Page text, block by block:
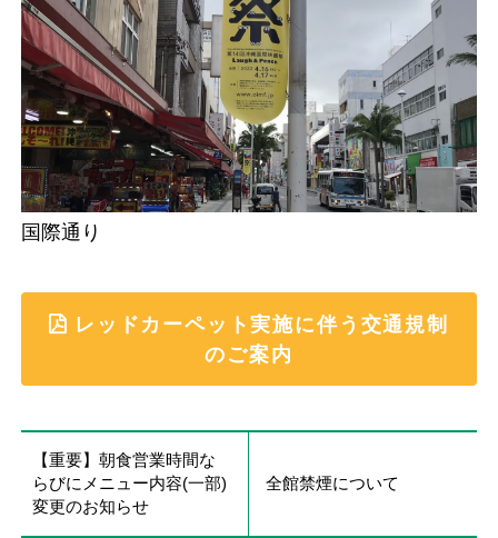
国際通り
レッドカーペット実施に伴う交通規制
のご案内
【重要】朝食営業時間な
らびにメニュー内容(一部)
変更のお知らせ
全館禁煙について